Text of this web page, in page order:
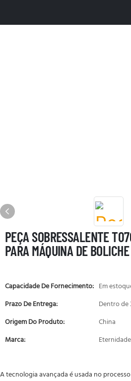
PEÇA SOBRESSALENTE
PARA MÁQUINA DE
Capacidade De Fornecimento: Em
Prazo De Entrega:
Dentro de
Origem Do Produto:
China
Marca:
Eternidade
A tecnologia avançada é usada no